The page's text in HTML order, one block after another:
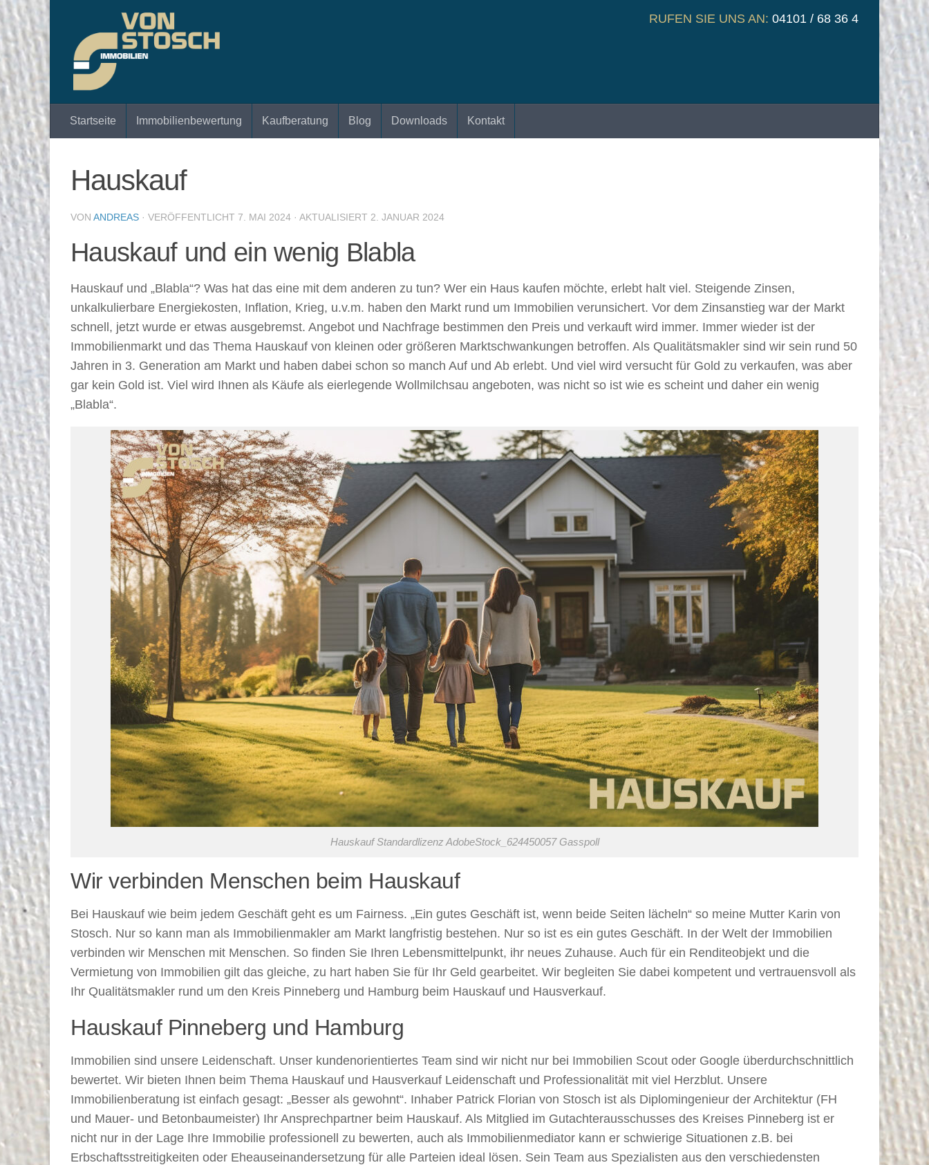
Zum Inhalt springen RUFEN SIE UNS AN: 04101 / 68 36 4
Startseite Immobilienbewertung Kaufberatung Blog Downloads Kontakt
Hauskauf
VON ANDREAS · VERÖFFENTLICHT 7. MAI 2024 · AKTUALISIERT 2. JANUAR 2024
Hauskauf und ein wenig Blabla
Hauskauf und „Blabla“? Was hat das eine mit dem anderen zu tun? Wer ein Haus kaufen möchte, erlebt halt viel. Steigende Zinsen,
unkalkulierbare Energiekosten, Inflation, Krieg, u.v.m. haben den Markt rund um Immobilien verunsichert. Vor dem Zinsanstieg war der Markt
schnell, jetzt wurde er etwas ausgebremst. Angebot und Nachfrage bestimmen den Preis und verkauft wird immer. Immer wieder ist der
Immobilienmarkt und das Thema Hauskauf von kleinen oder größeren Marktschwankungen betroffen. Als Qualitätsmakler sind wir sein rund 50
Jahren in 3. Generation am Markt und haben dabei schon so manch Auf und Ab erlebt. Und viel wird versucht für Gold zu verkaufen, was aber
gar kein Gold ist. Viel wird Ihnen als Käufe als eierlegende Wollmilchsau angeboten, was nicht so ist wie es scheint und daher ein wenig
„Blabla“.
Hauskauf Standardlizenz AdobeStock_624450057 Gasspoll
Wir verbinden Menschen beim Hauskauf
Bei Hauskauf wie beim jedem Geschäft geht es um Fairness. „Ein gutes Geschäft ist, wenn beide Seiten lächeln“ so meine Mutter Karin von
Stosch. Nur so kann man als Immobilienmakler am Markt langfristig bestehen. Nur so ist es ein gutes Geschäft. In der Welt der Immobilien
verbinden wir Menschen mit Menschen. So finden Sie Ihren Lebensmittelpunkt, ihr neues Zuhause. Auch für ein Renditeobjekt und die
Vermietung von Immobilien gilt das gleiche, zu hart haben Sie für Ihr Geld gearbeitet. Wir begleiten Sie dabei kompetent und vertrauensvoll als
Ihr Qualitätsmakler rund um den Kreis Pinneberg und Hamburg beim Hauskauf und Hausverkauf.
Hauskauf Pinneberg und Hamburg
Immobilien sind unsere Leidenschaft. Unser kundenorientiertes Team sind wir nicht nur bei Immobilien Scout oder Google überdurchschnittlich
bewertet. Wir bieten Ihnen beim Thema Hauskauf und Hausverkauf Leidenschaft und Professionalität mit viel Herzblut. Unsere
Immobilienberatung ist einfach gesagt: „Besser als gewohnt“. Inhaber Patrick Florian von Stosch ist als Diplomingenieur der Architektur (FH
und Mauer- und Betonbaumeister) Ihr Ansprechpartner beim Hauskauf. Als Mitglied im Gutachterausschusses des Kreises Pinneberg ist er
nicht nur in der Lage Ihre Immobilie professionell zu bewerten, auch als Immobilienmediator kann er schwierige Situationen z.B. bei
Erbschaftsstreitigkeiten oder Eheauseinandersetzung für alle Parteien ideal lösen. Sein Team aus Spezialisten aus den verschiedensten